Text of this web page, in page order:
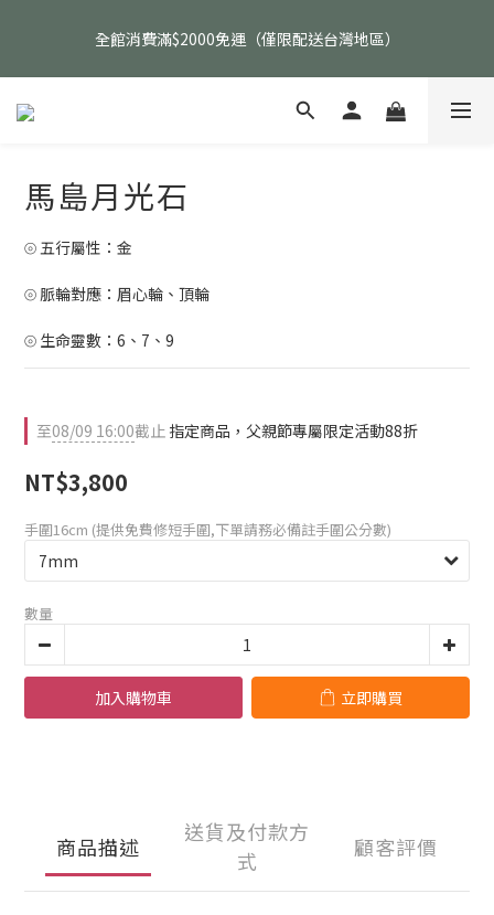
品除外）
全館消費滿$2000免運（僅限配送台灣地區）
父親節活動｜指定品項任選兩件88折（礦標｜高品水晶｜客製化商
馬島月光石
⦾ 五行屬性：金
⦾ 脈輪對應：眉心輪、頂輪
⦾ 生命靈數：6、7、9
至08/09 16:00截止 指定商品，父親節專屬限定活動88折
NT$3,800
手圍16cm (提供免費修短手圍,下單請務必備註手圍公分數)
數量
加入購物車 立即購買
商品描述
送貨及付款方
式
顧客評價